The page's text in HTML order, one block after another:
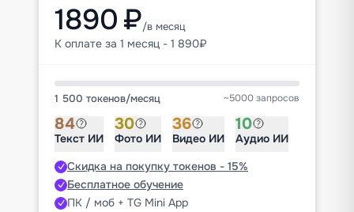
1890 ₽/в месяц
К оплате за 1 месяц - 1 890₽
1 500 токенов/месяц ~5000 запросов
84
Текст ИИ
30
Фото ИИ
36
Видео ИИ
10
Аудио ИИ
Скидка на покупку токенов - 15%
Бесплатное обучение
ПК / моб + TG Mini App